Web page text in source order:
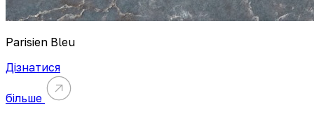
Parisien Bleu
Дізнатися
більше